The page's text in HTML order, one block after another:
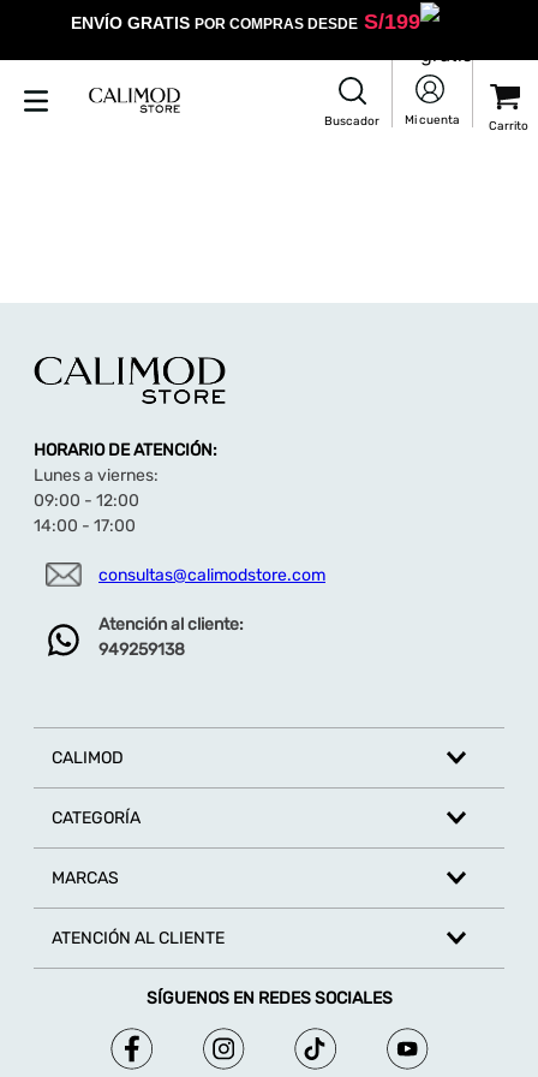
ENVÍO GRATIS POR COMPRAS DESDES/199
HORARIO DE ATENCIÓN:
Lunes a viernes:
09:00 - 12:00
14:00 - 17:00
consultas@calimodstore.com
Atención al cliente:
949259138
CALIMOD
CATEGORÍA
MARCAS
ATENCIÓN AL CLIENTE
SÍGUENOS EN REDES SOCIALES